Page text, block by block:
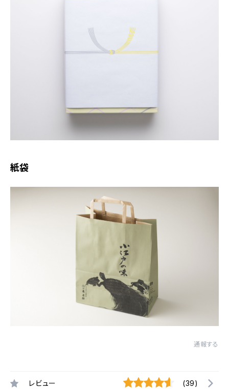
紙袋
通報する
レビュー (39)